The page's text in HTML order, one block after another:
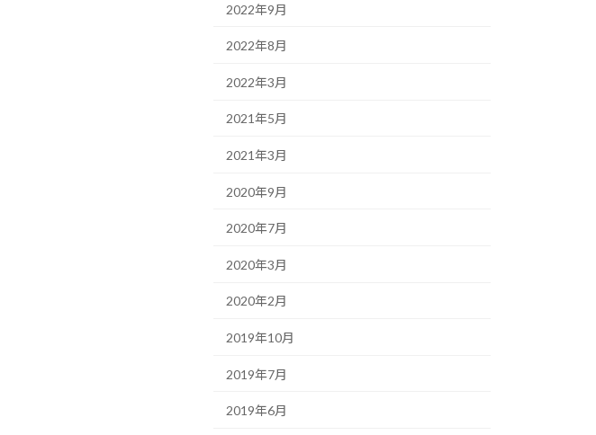
2022年9月
2022年8月
2022年3月
2021年5月
2021年3月
2020年9月
2020年7月
2020年3月
2020年2月
2019年10月
2019年7月
2019年6月